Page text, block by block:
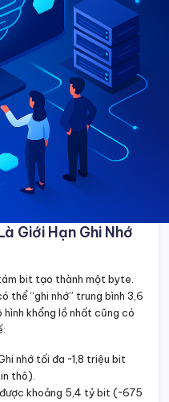
Giới Hạn Ghi Nhớ
bit tạo thành một byte.
thể “ghi nhớ” trung bình 3,6
khổng lồ nhất cũng có
nhớ tối đa ~1,8 triệu bit
thô).
khoảng 5,4 tỷ bit (~675